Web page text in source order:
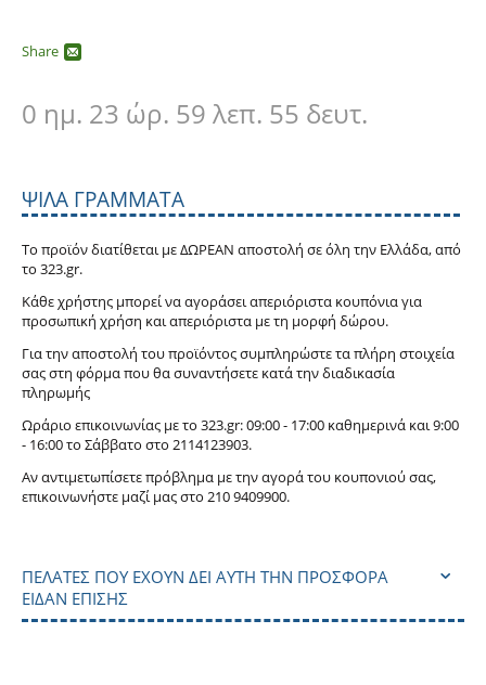
Share
0 ημ. 23 ώρ. 59 λεπ. 53 δευτ.
ΨΙΛΆ ΓΡΆΜΜΑΤΑ
Το προϊόν διατίθεται με ΔΩΡΕΑΝ αποστολή σε όλη την Ελλάδα, από
το 323.gr.
Κάθε χρήστης μπορεί να αγοράσει απεριόριστα κουπόνια για
προσωπική χρήση και απεριόριστα με τη μορφή δώρου.
Για την αποστολή του προϊόντος συμπληρώστε τα πλήρη στοιχεία
σας στη φόρμα που θα συναντήσετε κατά την διαδικασία
πληρωμής
Ωράριο επικοινωνίας με το 323.gr: 09:00 - 17:00 καθημερινά και 9:00
- 16:00 το Σάββατο στο 2114123903.
Αν αντιμετωπίσετε πρόβλημα με την αγορά του κουπονιού σας,
επικοινωνήστε μαζί μας στο 210 9409900.
ΠΕΛΆΤΕΣ ΠΟΥ ΈΧΟΥΝ ΔΕΙ ΑΥΤΉ ΤΗΝ ΠΡΟΣΦΟΡΆ
ΕΊΔΑΝ ΕΠΊΣΗΣ